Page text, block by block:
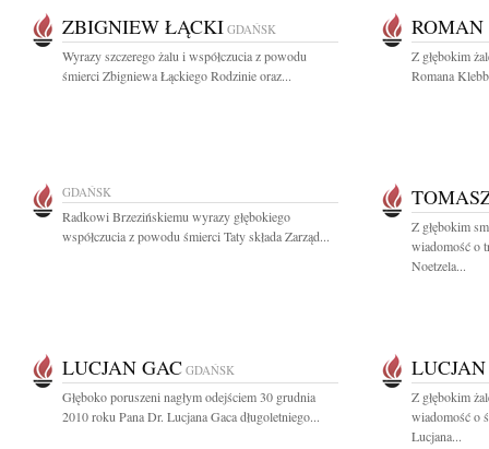
ZBIGNIEW ŁĄCKI GDAŃSK
Wyrazy szczerego żalu i współczucia z powodu
śmierci Zbigniewa Łąckiego Rodzinie oraz...
Z głębokim
Romana
GDAŃSK
Radkowi Brzezińskiemu wyrazy głębokiego
współczucia z powodu śmierci Taty składa Zarząd...
Z głębokim
wiadomość o
Noetzela...
LUCJAN GAC GDAŃSK
Głęboko poruszeni nagłym odejściem 30 grudnia
2010 roku Pana Dr. Lucjana Gaca długoletniego...
Z głębokim
wiadomość o
Lucjana...